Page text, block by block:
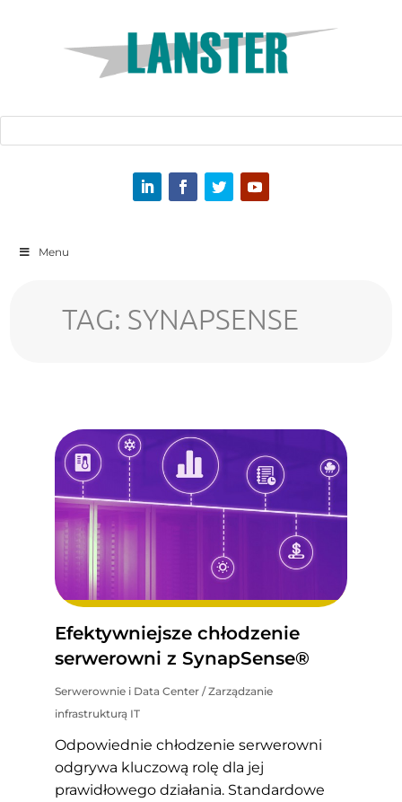
Menu
TAG: SYNAPSENSE
Efektywniejsze chłodzenie
serwerowni z SynapSense®
Serwerownie i Data Center/Zarządzanie
infrastrukturą IT
Odpowiednie chłodzenie serwerowni
odgrywa kluczową rolę dla jej
prawidłowego działania. Standardowe